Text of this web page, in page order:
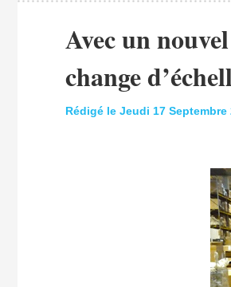
Avec un
change
Rédigé le Jeudi 17